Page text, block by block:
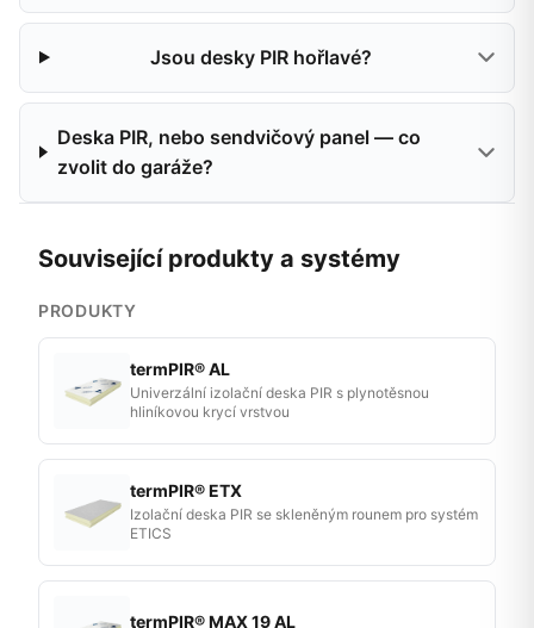
Jsou desky PIR hořlavé?
Deska PIR, nebo sendvičový panel — co
zvolit do garáže?
Související produkty a systémy
PRODUKTY
termPIR® AL
Univerzální izolační deska PIR s plynotěsnou
hliníkovou krycí vrstvou
termPIR® ETX
Izolační deska PIR se skleněným rounem pro systém
ETICS
termPIR® MAX 19 AL